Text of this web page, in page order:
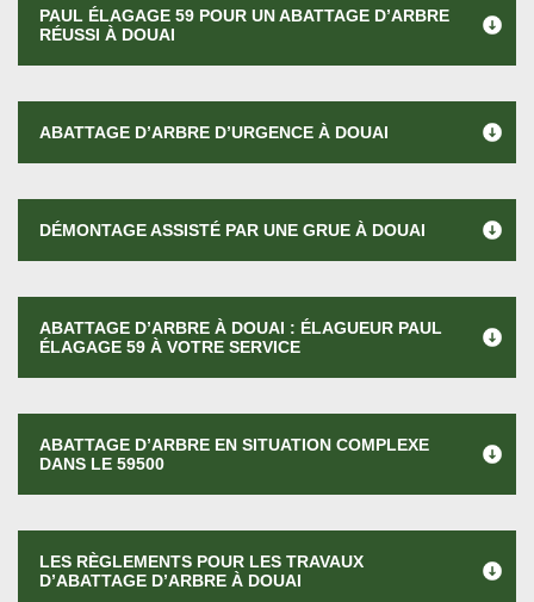
PAUL ÉLAGAGE 59 POUR UN ABATTAGE D’ARBRE
RÉUSSI À DOUAI
ABATTAGE D’ARBRE D’URGENCE À DOUAI
DÉMONTAGE ASSISTÉ PAR UNE GRUE À DOUAI
ABATTAGE D’ARBRE À DOUAI : ÉLAGUEUR PAUL
ÉLAGAGE 59 À VOTRE SERVICE
ABATTAGE D’ARBRE EN SITUATION COMPLEXE
DANS LE 59500
LES RÈGLEMENTS POUR LES TRAVAUX
D’ABATTAGE D’ARBRE À DOUAI